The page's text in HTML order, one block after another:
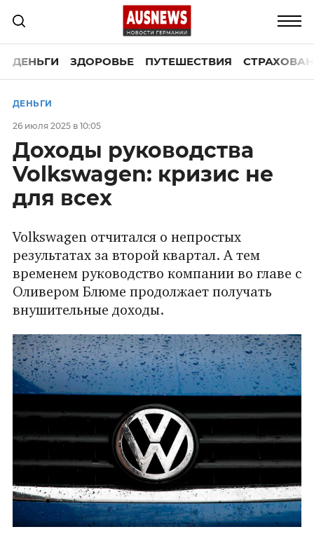
ДЕНЬГИ ЗДОРОВЬЕ ПУТЕШЕСТВИЯ
ДЕНЬГИ
26 июля 2025 в 10:05
Доходы руководства
Volkswagen: кризис не
для всех
Volkswagen отчитался о непростых
результатах за второй квартал. А тем
временем руководство компании во главе с
Оливером Блюме продолжает получать
внушительные доходы.